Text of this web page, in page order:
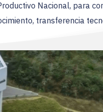
Nacional, para
transferencia